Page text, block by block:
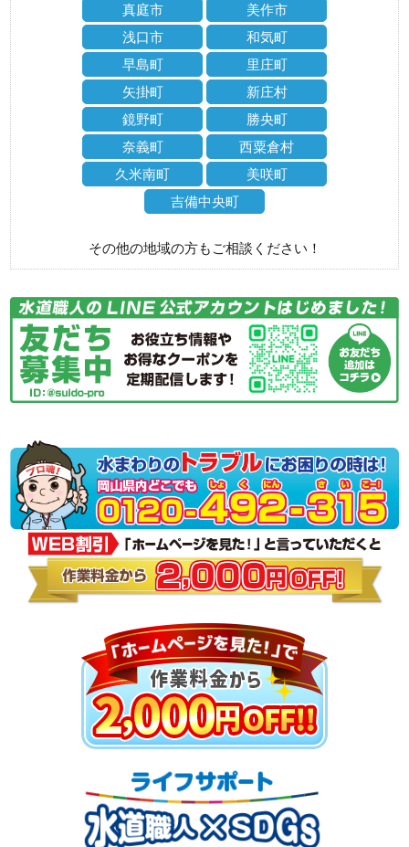
真庭市
美作市
浅口市
和気町
早島町
里庄町
矢掛町
新庄村
鏡野町
勝央町
奈義町
西粟倉村
久米南町
美咲町
吉備中央町
その他の地域の方もご相談ください！